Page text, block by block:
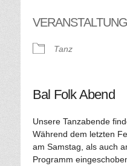
Tanz
Bal Folk Abend
Unsere Tanzabende
Während dem letzten
am Samstag, als auch
Programm